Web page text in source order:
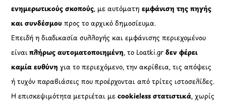
ενημερωτικούς σκοπούς, με αυτόματηεμφάνιση της πηγής
και συνδέσμου προς το αρχικό δημοσίευμα.
Επειδή η διαδικασία συλλογής και εμφάνισης περιεχομένου
είναιπλήρως αυτοματοποιημένη, το Loatki.grδεν φέρει
καμία ευθύνη για το περιεχόμενο, την ακρίβεια, τις απόψεις
ή τυχόν παραβιάσεις που προέρχονται από τρίτες ιστοσελίδες.
Η επισκεψιμότητα μετριέται μεcookieless στατιστικά, χωρίς